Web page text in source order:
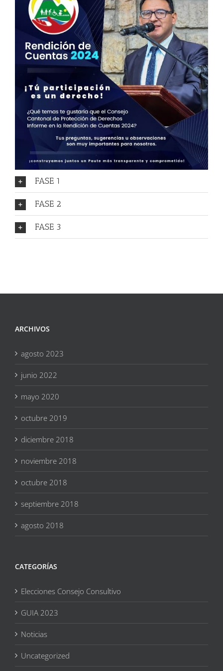
FASE 1
FASE 2
FASE 3
ARCHIVOS
agosto 2023
junio 2022
mayo 2020
octubre 2019
diciembre 2018
noviembre 2018
octubre 2018
septiembre 2018
agosto 2018
CATEGORÍAS
Elecciones Consejo Consultivo
GUIA 2023
Noticias
Uncategorized